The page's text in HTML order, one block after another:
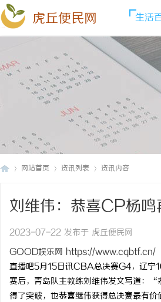
虎丘便民网 生活
网站首页 资讯列表 资讯内容
刘维伟：恭喜CP杨
2023-07-22 发布于 虎丘便民网
GOOD娱乐网 https://www.cqbtf.cn/
直播吧5月15日讯CBA总决赛G4，辽宁
赛后，青岛队主教练刘维伟发文写道：“
得了突破，也恭喜继伟获得总决赛最有